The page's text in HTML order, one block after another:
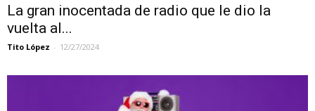
La gran inocentada de radio que le dio la
vuelta al...
Tito López - 12/27/2024